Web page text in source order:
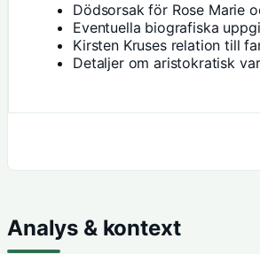
Dödsorsak för Rose Marie
Eventuella biografiska
Kirsten Kruses relation till
Detaljer om aristokratisk
Analys & kontext